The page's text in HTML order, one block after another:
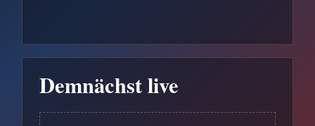
Demnächst live